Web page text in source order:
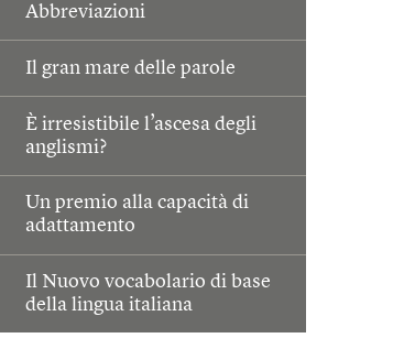
Abbreviazioni
Il gran mare delle parole
È irresistibile l’ascesa degli
anglismi?
Un premio alla capacità di
adattamento
Il Nuovo vocabolario di base
della lingua italiana